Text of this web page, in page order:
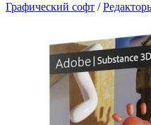
Графический софт /